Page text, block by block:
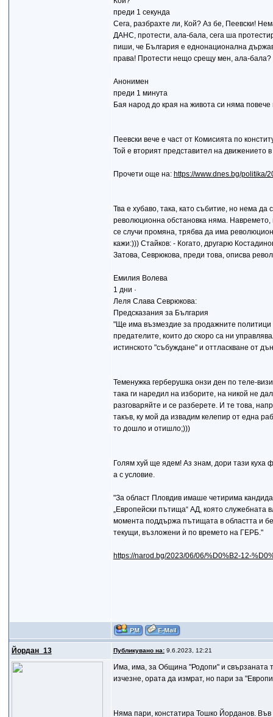
преди 1 секунда
Сега, разбрахте ли, Кой? Аз бе, Пеевски!
ДАНС, протести, ала-бала, сега ша
пиши, че България е еднонационална
права! Протести нещо срещу мен, ала-бала?
Анонимен
преди 1 минута
Бая народ до края на живота си няма повече
Пеевски вече е част от Комисията по
Той е вторият представител на движението
Прочети още на: https://www.dnes.bg/politika/
Тва е хубаво, така, като събитие, но нема
революционна обстановка няма. Навремето,
се случи промяна, трябва да има
кажи:))) Стайков: - Когато, другарю
Затова, Севрюкова, преди това, описва
Емилия Волева
1 дни ·
Леля Слава Севрюкова:
Предсказания за България
"Ще има възмездие за продажните
предателите, които до скоро са ни
истинското "събуждане" и оттласкване от
Теменужка герберушка онзи ден по теле-
така ги наредил на изборите, на никой не
разговаряйте и се разберете. И те това,
такъв, ку мой да извадим келепир от една
то дошло и отишло;)))
Голям хуй ще ядем! Аз знам, дори тази куха
а с условие.
"За област Пловдив имаше четирима
„Европейски пътища“ АД, която служебната
момента поддържа пътищата в областта и
текущи, възложени ѝ по времето на ГЕРБ."
https://narod.bg/2023/06/06/%D0%B2-12-
Йордан_13 Публикувано на:9.6.2023, 12:21
Има, има, за Община "Родопи" и свързаната
изчезне, ората да измрат, но пари за
Няма пари, констатира Тошко Йорданов. Във